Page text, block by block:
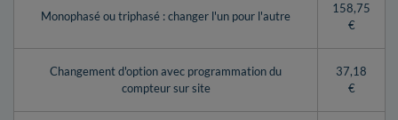
Monophasé ou triphasé : changer l'un pour l'autre
158,75
€
Changement d'option avec programmation du
compteur sur site
37,18
€